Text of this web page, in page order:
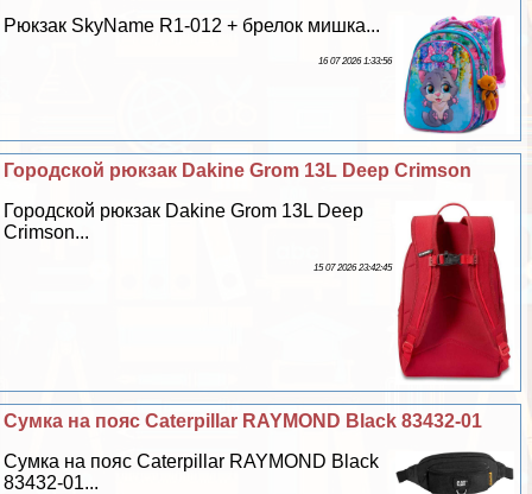
Рюкзак SkyName R1-012 + брелок мишка...
16 07 2026 1:33:56
Городской рюкзак Dakine Grom 13L Deep Crimson
Городской рюкзак Dakine Grom 13L Deep
Crimson...
15 07 2026 23:42:45
Сумка на пояс Caterpillar RAYMOND Black 83432-01
Сумка на пояс Caterpillar RAYMOND Black
83432-01...